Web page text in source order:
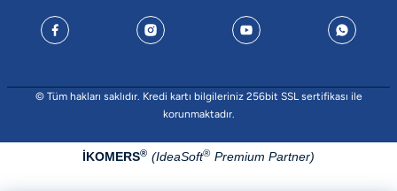
© Tüm hakları saklıdır. Kredi kartı bilgileriniz 256bit SSL sertifikası ile
korunmaktadır.
İKOMERS® (IdeaSoft® Premium Partner)